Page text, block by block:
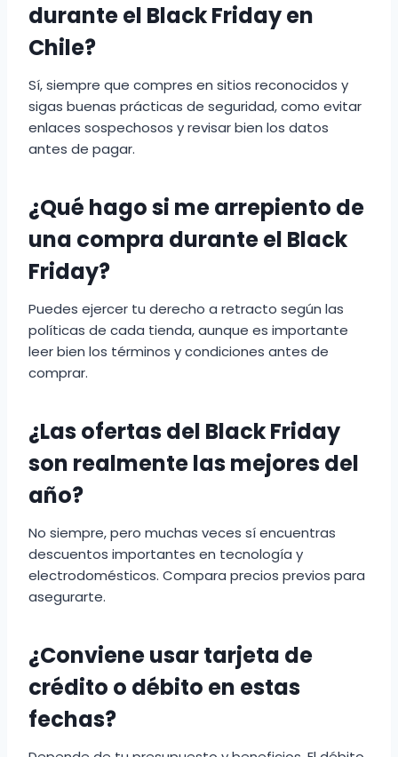
durante el Black Friday en
Chile?
Sí, siempre que compres en sitios reconocidos y
sigas buenas prácticas de seguridad, como evitar
enlaces sospechosos y revisar bien los datos
antes de pagar.
¿Qué hago si me arrepiento de
una compra durante el Black
Friday?
Puedes ejercer tu derecho a retracto según las
políticas de cada tienda, aunque es importante
leer bien los términos y condiciones antes de
comprar.
¿Las ofertas del Black Friday
son realmente las mejores del
año?
No siempre, pero muchas veces sí encuentras
descuentos importantes en tecnología y
electrodomésticos. Compara precios previos para
asegurarte.
¿Conviene usar tarjeta de
crédito o débito en estas
fechas?